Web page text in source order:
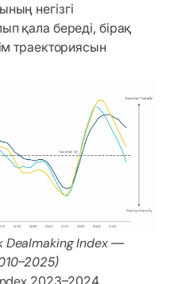
негізгі
қала береді, бірақ
траекториясын
Index —
2023–2024